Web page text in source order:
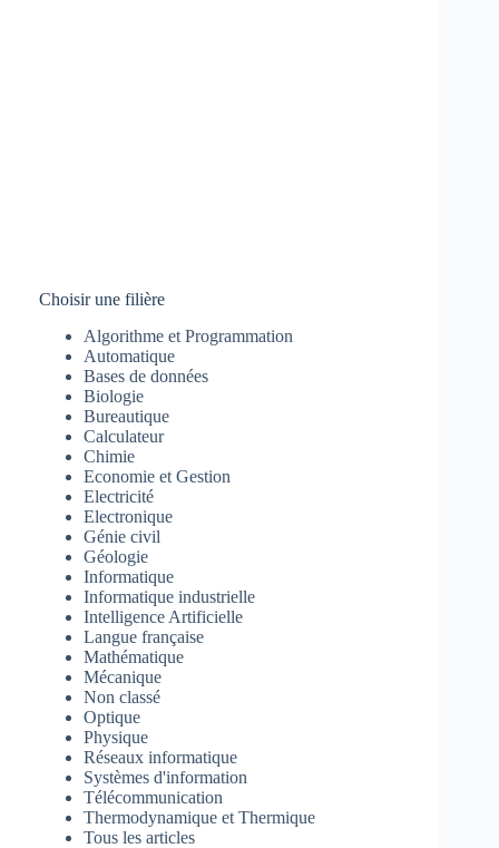
Choisir une filière
Algorithme et Programmation
Automatique
Bases de données
Biologie
Bureautique
Calculateur
Chimie
Economie et Gestion
Electricité
Electronique
Génie civil
Géologie
Informatique
Informatique industrielle
Intelligence Artificielle
Langue française
Mathématique
Mécanique
Non classé
Optique
Physique
Réseaux informatique
Systèmes d'information
Télécommunication
Thermodynamique et Thermique
Tous les articles